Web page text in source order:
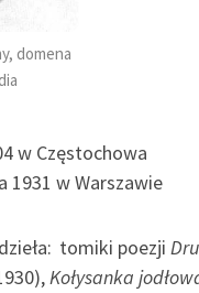
domena
w Częstochowa
1931 w Warszawie
tomiki poezji
Kołysanka